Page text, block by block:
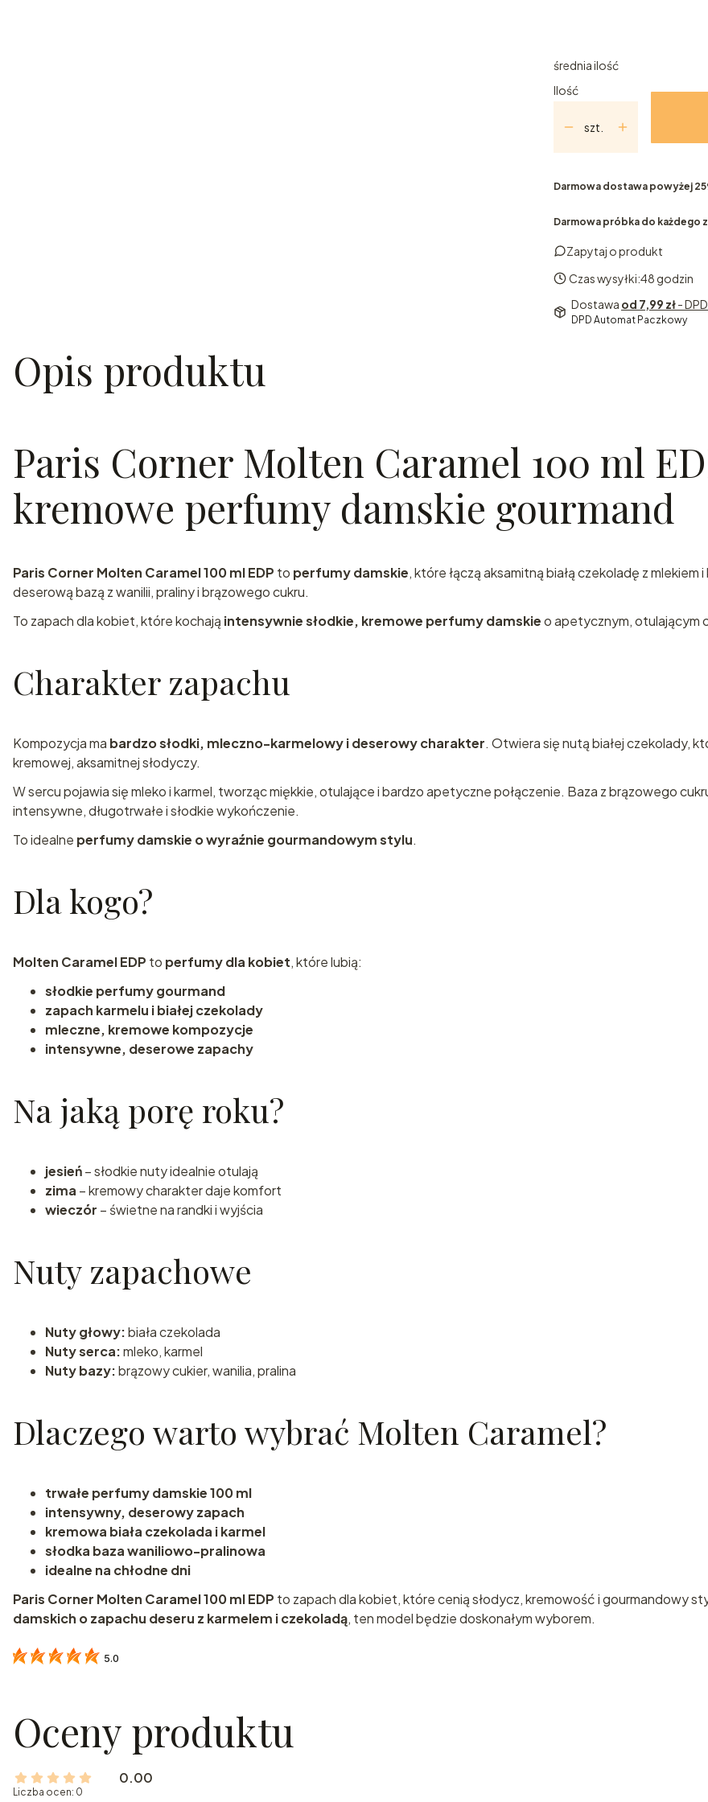
średnia ilość
Ilość
szt.
Darmowa dostawa powyżej
Darmowa próbka do każdego
Zapytaj o produkt
Czas wysyłki:48 godzin
Dostawa od 7,99 zł-
DPD Automat Paczkowy
Opis produktu
Paris Corner Molten Caramel 100 ml
kremowe perfumy damskie gourmand
Paris Corner Molten Caramel 100 ml EDP to perfumy damskie, które łączą aksamitną białą czekoladę z mlekiem
deserową bazą z wanilii, praliny i brązowego cukru.
To zapach dla kobiet, które kochają intensywnie słodkie, kremowe perfumy damskieo apetycznym, otulającym
Charakter zapachu
Kompozycja ma bardzo słodki, mleczno-karmelowy i deserowy charakter. Otwiera się nutą białej czekolady,
kremowej, aksamitnej słodyczy.
W sercu pojawia się mleko i karmel, tworząc miękkie, otulające i bardzo apetyczne połączenie. Baza z brązowego
intensywne, długotrwałe i słodkie wykończenie.
To idealne perfumy damskie o wyraźnie gourmandowym stylu.
Dla kogo?
Molten Caramel EDP to perfumy dla kobiet, które lubią:
słodkie perfumy gourmand
zapach karmelu i białej czekolady
mleczne, kremowe kompozycje
intensywne, deserowe zapachy
Na jaką porę roku?
jesień– słodkie nuty idealnie otulają
zima – kremowy charakter daje komfort
wieczór – świetne na randki i wyjścia
Nuty zapachowe
Nuty głowy:biała czekolada
Nuty serca:mleko, karmel
Nuty bazy:brązowy cukier, wanilia, pralina
Dlaczego warto wybrać Molten Caramel?
trwałe perfumy damskie 100 ml
intensywny, deserowy zapach
kremowa biała czekolada i karmel
słodka baza waniliowo-pralinowa
idealne na chłodne dni
Paris Corner Molten Caramel 100 ml EDP to zapach dla kobiet, które cenią słodycz, kremowość i gourmandowy
damskich o zapachu deseru z karmelem i czekoladą, ten model będzie doskonałym wyborem.
5.0
Oceny produktu
0.00
Liczba ocen: 0
do
Zapisz się do
kod rabatowy 12 %